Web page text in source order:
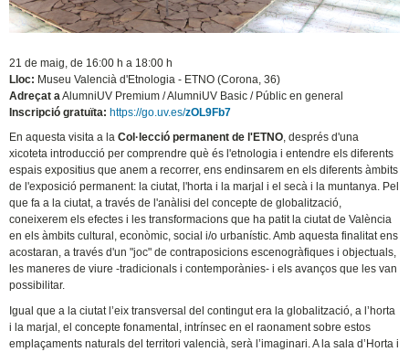
21 de maig, de 16:00 h a 18:00 h
Lloc: Museu Valencià d'Etnologia - ETNO (Corona, 36)
Adreçat a AlumniUV Premium / AlumniUV Basic / Públic en general
Inscripció gratuïta:https://go.uv.es/zOL9Fb7
En aquesta visita a laCol·lecció permanent de l'ETNO, després d'una
xicoteta introducció per comprendre què és l'etnologia i entendre els diferents
espais expositius que anem a recorrer, ens endinsarem en els diferents àmbits
de l'exposició permanent: la ciutat, l'horta i la marjal i el secà i la muntanya. Pel
que fa a la ciutat, a través de l'anàlisi del concepte de globalització,
coneixerem els efectes i les transformacions que ha patit la ciutat de València
en els àmbits cultural, econòmic, social i/o urbanístic. Amb aquesta finalitat ens
acostaran, a través d'un "joc" de contraposicions escenogràfiques i objectuals,
les maneres de viure -tradicionals i contemporànies- i els avanços que les van
possibilitar.
Igual que a la ciutat l’eix transversal del contingut era la globalització, a l’horta
i la marjal, el concepte fonamental, intrínsec en el raonament sobre estos
emplaçaments naturals del territori valencià, serà l’imaginari. A la sala d’Horta i